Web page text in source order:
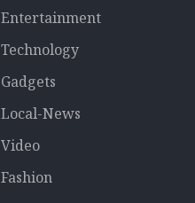
Entertainment
Technology
Gadgets
Local-News
Video
Fashion